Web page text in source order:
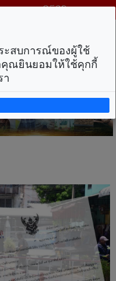
ม พ.ศ. 2569
ะสบการณ์ของผู้ใช้
คุณยินยอมให้ใช้คุกกี้
า